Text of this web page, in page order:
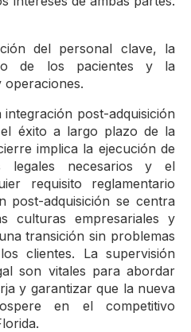
del personal clave, la
de los pacientes y la
operaciones.
post-adquisición
éxito a largo plazo de la
implica la ejecución de
legales necesarios y el
requisito reglamentario
post-adquisición se centra
culturas empresariales y
transición sin problemas
clientes. La supervisión
son vitales para abordar
y garantizar que la nueva
en el competitivo